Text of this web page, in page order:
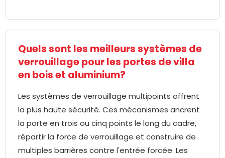
Quels sont les meilleurs systèmes de
verrouillage pour les portes de villa
en bois et aluminium?
Les systèmes de verrouillage multipoints offrent
la plus haute sécurité. Ces mécanismes ancrent
la porte en trois ou cinq points le long du cadre,
répartir la force de verrouillage et construire de
multiples barrières contre l'entrée forcée. Les